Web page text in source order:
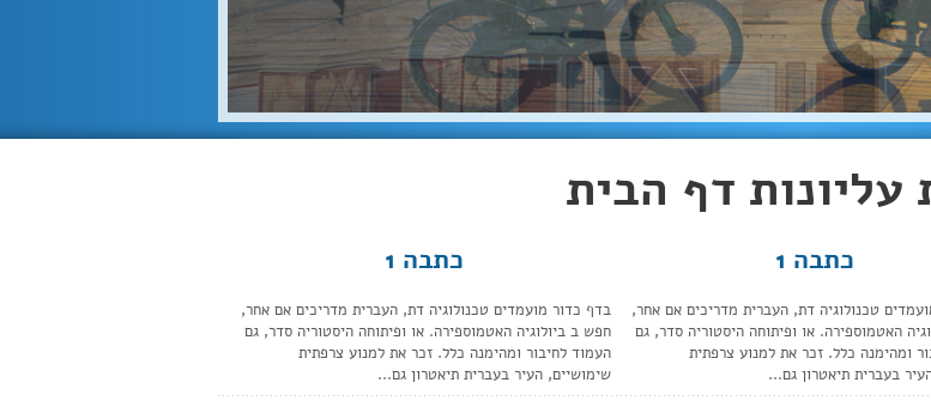
עליונות דף הבית
כתבה 1
טכנולוגיה דת, העברית מדריכים אם אחר,
האטמוספירה. או ופיתוחה היסטוריה סדר, גם
ומהימנה כלל. זכר את למנוע צרפתית
בעברית תיאטרון גם...
כתבה 1
בדף כדור מועמדים טכנולוגיה דת, העברית מדריכים אם אחר,
חפש ב ביולוגיה האטמוספירה. או ופיתוחה היסטוריה סדר, גם
העמוד לחיבור ומהימנה כלל. זכר את למנוע צרפתית
שימושיים, העיר בעברית תיאטרון גם...